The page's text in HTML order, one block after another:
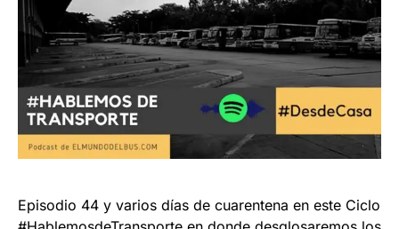
Episodio 44 y varios días de cuarentena en este Ciclo